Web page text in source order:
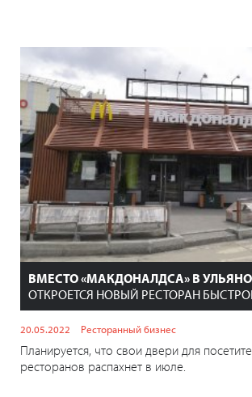
ВМЕСТО «МАКДОНАЛДСА» В
ОТКРОЕТСЯ НОВЫЙ РЕСТОРАН
20.05.2022 Ресторанный бизнес
Планируется, что свои двери для
ресторанов распахнет в июле.